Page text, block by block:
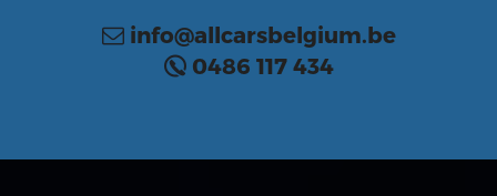
info@allcarsbelgium.be
0486 117 434